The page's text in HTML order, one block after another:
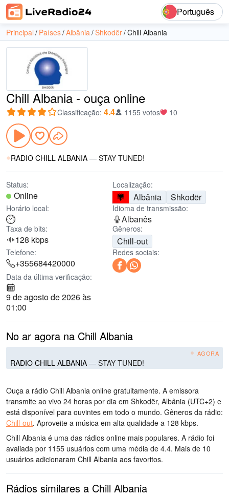
Português
Principal Países Albânia Shkodër Chill Albania
Chill Albania - ouça online
Classificação: 4.4 1155 votos 10
RADIO CHILL ALBANIA — STAY TUNED!
Status:
Online
Localização:
Albânia Shkodër
Horário local: Idioma de transmissão:
Albanês
Taxa de bits:
128 kbps
Gêneros:
Chill-out
Telefone:
+355684420000
Redes sociais:
Data da última verificação:
9 de agosto de 2026 às
01:00
No ar agora na Chill Albania
AGORA
RADIO CHILL ALBANIA — STAY TUNED!
Ouça a rádio Chill Albania online gratuitamente. A emissora
transmite ao vivo 24 horas por dia em Shkodër, Albânia (UTC+2) e
está disponível para ouvintes em todo o mundo. Gêneros da rádio:
Chill-out. Aproveite a música em alta qualidade a 128 kbps.
Chill Albania é uma das rádios online mais populares. A rádio foi
avaliada por 1155 usuários com uma média de 4.4. Mais de 10
usuários adicionaram Chill Albania aos favoritos.
Rádios similares a Chill Albania